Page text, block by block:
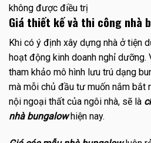
không được điều trị
Giá thiết kế và thi công nhà
Khi có ý định xây dựng nhà ở tiện
hoạt động kinh doanh nghỉ dưỡng.
tham khảo mô hình lưu trú dạng
mà mỗi chủ đầu tư muốn nắm bắt
nội ngoại thất của ngôi nhà, sẽ là
nhà bungalowhiện nay.